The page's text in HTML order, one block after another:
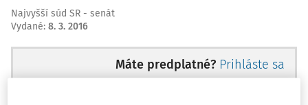
Najvyšší súd SR - senát
Vydané: 8. 3. 2016
Máte predplatné? Prihláste sa